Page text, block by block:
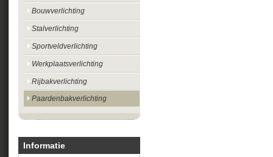
Bouwverlichting
Stalverlichting
Sportveldverlichting
Werkplaatsverlichting
Rijbakverlichting
Paardenbakverlichting
Informatie